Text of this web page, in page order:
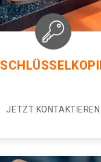
JETZT KONTAKTIEREN